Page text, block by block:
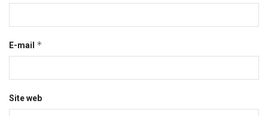
E-mail *
Site web